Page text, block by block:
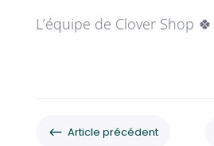
L’équipe de Clover Shop 🍀
# Article précédent